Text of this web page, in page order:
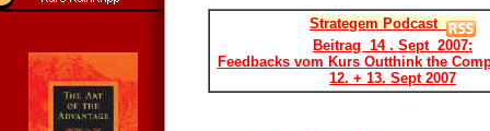
Strategem Podcast
Beitrag 14 . Sept 2007:
Feedbacks vom Kurs Outthink the
12. + 13. Sept 2007